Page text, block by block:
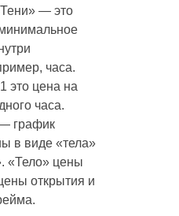
— это
часа.
это цена на
часа.
график
в виде «‎тела»
«‎Тело» цены
открытия и